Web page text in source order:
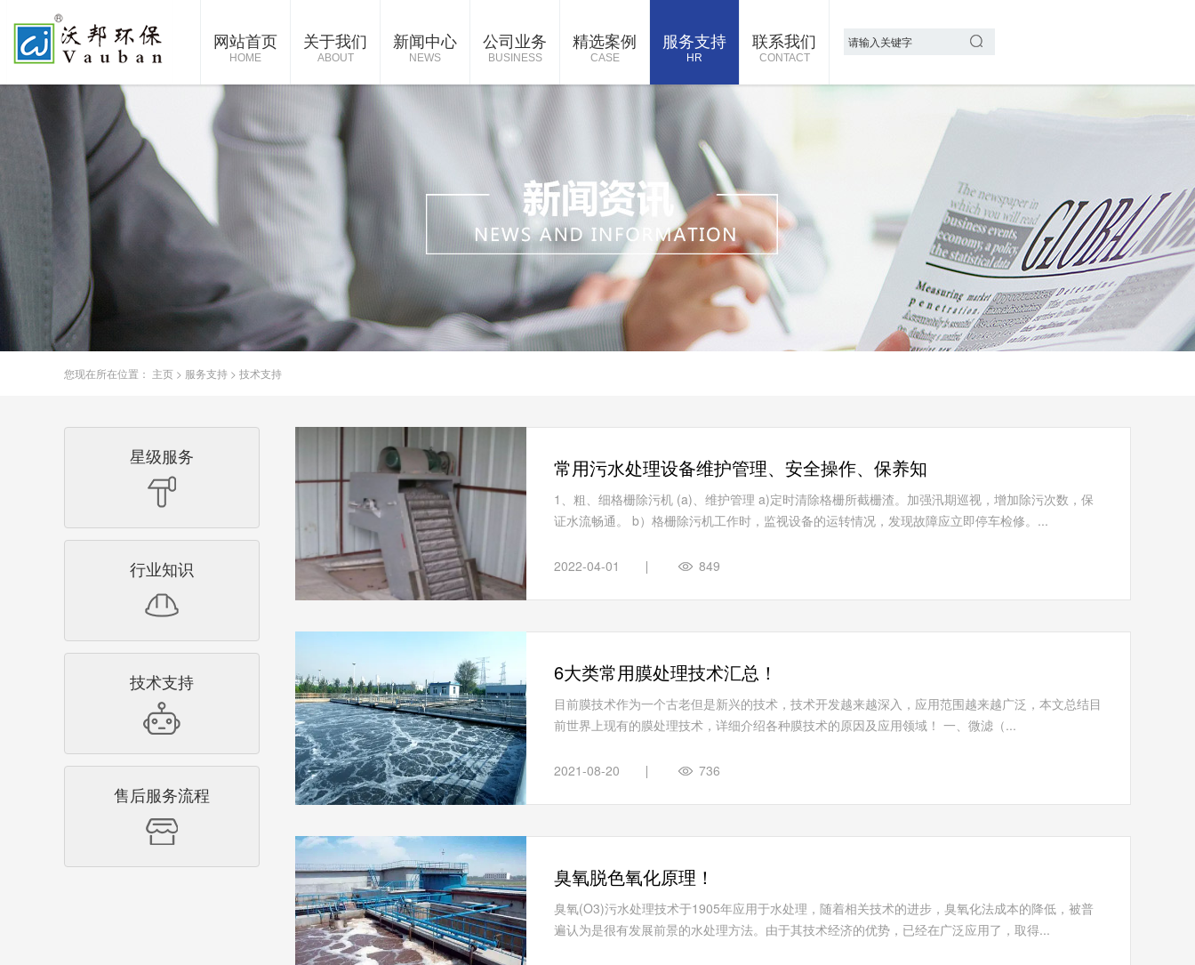
网站首页
HOME
关于我们
ABOUT
新闻中心
NEWS
公司业务
BUSINESS
精选案例
CASE
服务支持
HR
联系我们
CONTACT
您现在所在位置： 主页 > 服务支持 > 技术支持
星级服务
行业知识
技术支持
售后服务流程
常用污水处理设备维护管理、安全操作、保养知
1、粗、细格栅除污机 (a)、维护管理 a)定时清除格栅所截栅渣。加强汛期巡视，增加除污次数，保
证水流畅通。 b）格栅除污机工作时，监视设备的运转情况，发现故障应立即停车检修。...
2022-04-01 849
6大类常用膜处理技术汇总！
目前膜技术作为一个古老但是新兴的技术，技术开发越来越深入，应用范围越来越广泛，本文总结目
前世界上现有的膜处理技术，详细介绍各种膜技术的原因及应用领域！ 一、微滤（...
2021-08-20 736
臭氧脱色氧化原理！
臭氧(O3)污水处理技术于1905年应用于水处理，随着相关技术的进步，臭氧化法成本的降低，被普
遍认为是很有发展前景的水处理方法。由于其技术经济的优势，已经在广泛应用了，取得...